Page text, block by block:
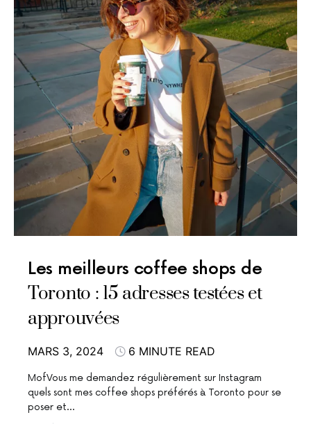
Les meilleurs coffee shops de
Toronto : 15 adresses testées et
approuvées
MARS 3, 2024 6 MINUTE READ
MofVous me demandez régulièrement sur Instagram
quels sont mes coffee shops préférés à Toronto pour se
poser et…